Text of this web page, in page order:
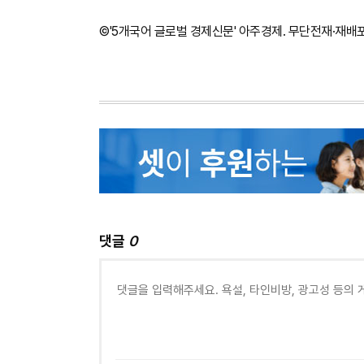
©'5개국어 글로벌 경제신문' 아주경제. 무단전재·재배
댓글 0